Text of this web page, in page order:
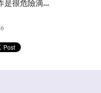
是很危險滴...